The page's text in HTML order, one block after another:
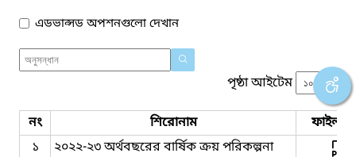
এডভান্সড অপশনগুলো দেখান
পৃষ্ঠা আইটেম
নং শিরোনাম
ফাইল
১
২০২২-২৩ অর্থবছরের বার্ষিক ক্রয় পরিকল্পনা